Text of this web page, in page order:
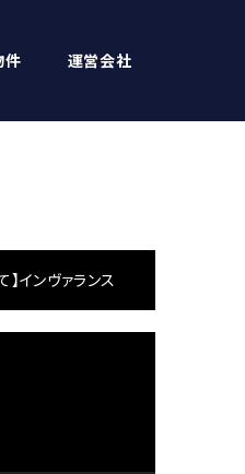
件 運営会社
インヴァランス